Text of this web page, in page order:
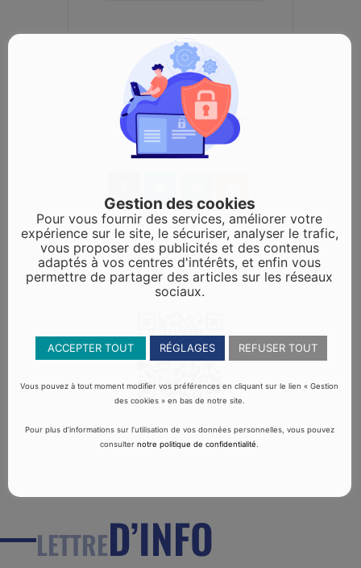
PARTAGEZ CET ÉVÉNEMENT
LETTRED’INFO
Gestion des cookies
Pour vous fournir des services, améliorer votre
expérience sur le site, le sécuriser, analyser le trafic,
vous proposer des publicités et des contenus
adaptés à vos centres d'intérêts, et enfin vous
permettre de partager des articles sur les réseaux
sociaux.
ACCEPTER TOUT RÉGLAGES REFUSER TOUT
Vous pouvez à tout moment modifier vos préférences en cliquant sur le lien « Gestion
des cookies » en bas de notre site.
Pour plus d’informations sur l’utilisation de vos données personnelles, vous pouvez
consulternotre politique de confidentialité